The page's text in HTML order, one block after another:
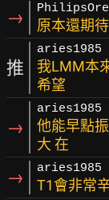
→ 原本還期
推
aries1985
我LMM本
希望
→
aries1985
他能早點
大 在
→ aries1985
T1會非常